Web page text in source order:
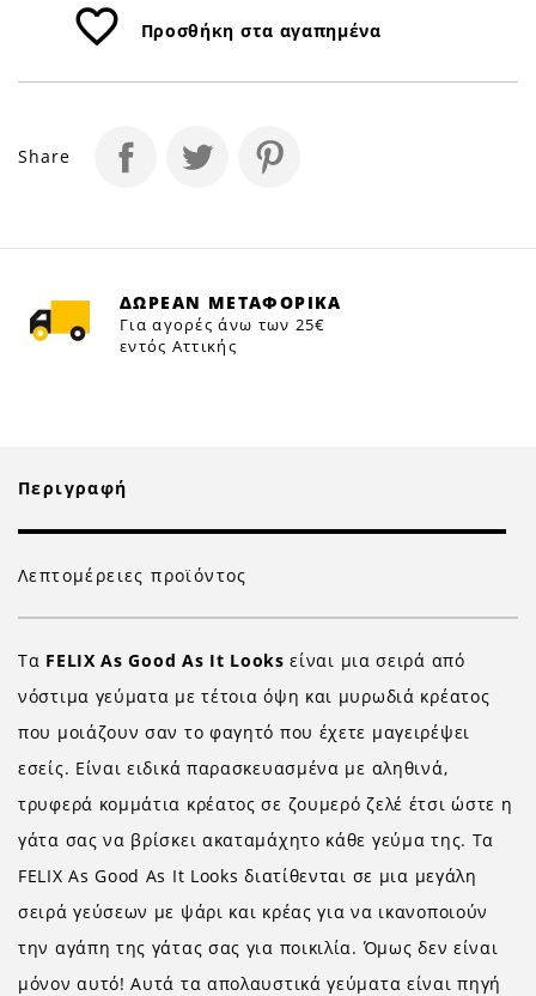
favorite_border Προσθήκη στα αγαπημένα
Share
ΔΩΡΕΑΝ ΜΕΤΑΦΟΡΙΚΑ
Για αγορές άνω των 25€
εντός Αττικής
Περιγραφή
Λεπτομέρειες προϊόντος
Τα FELIX As Good As It Looks είναι μια σειρά από
νόστιμα γεύματα με τέτοια όψη και μυρωδιά κρέατος
που μοιάζουν σαν το φαγητό που έχετε μαγειρέψει
εσείς. Είναι ειδικά παρασκευασμένα με αληθινά,
τρυφερά κομμάτια κρέατος σε ζουμερό ζελέ έτσι ώστε η
γάτα σας να βρίσκει ακαταμάχητο κάθε γεύμα της. Τα
FELIX As Good As It Looks διατίθενται σε μια μεγάλη
σειρά γεύσεων με ψάρι και κρέας για να ικανοποιούν
την αγάπη της γάτας σας για ποικιλία. Όμως δεν είναι
μόνον αυτό! Αυτά τα απολαυστικά γεύματα είναι πηγή